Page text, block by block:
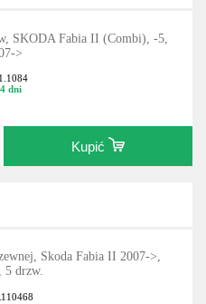
SKODA Fabia II (Combi), -5,
>
dni
Kupić
Skoda Fabia II 2007->,
5 drzw.